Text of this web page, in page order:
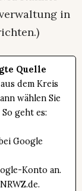
in
Quelle
dem Kreis
wählen Sie
geht es:
Google
Konto an.